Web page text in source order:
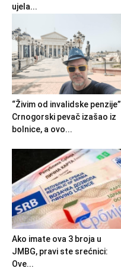
ujela...
“Živim od invalidske penzije”
Crnogorski pevač izašao iz
bolnice, a ovo...
Ako imate ova 3 broja u
JMBG, pravi ste srećnici:
Ove...